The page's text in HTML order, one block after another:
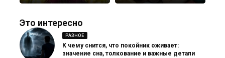
Это интересно
РАЗНОЕ
К чему снится, что покойник оживает:
значение сна, толкование и важные детали